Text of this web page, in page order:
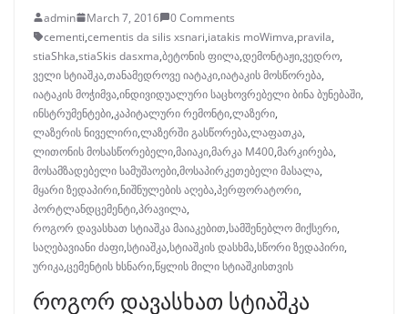
admin March 7, 2016
0 Comments
cementi,cementis da silis xsnari,iatakis moWimva,pravila,
stiaShka,stiaSkis dasxma,ბეტონის ფილა,დემონტაჟი,ვედრო,
ველი სტიაშკა,თანამედროვე იატაკი,იატაკის მოსწორება,
იატაკის მოჭიმვა,ინდივიდუალური საცხოვრებელი ბინა ბუნებაში,
ინსტრუმენტები,კაპიტალური რემონტი,ლაზერი,
ლაზერის ნიველირი,ლაზერში გასწორება,ლაფათკა,
ლითონის მოსასწორებელი,მაიაკი,მარკა M400,მარკირება,
მოსამზადებელი სამუშაოები,მოსაპირკეთებელი მასალა,
მყარი ზედაპირი,ნიშნულების აღება,პერფორატორი,
პორტლანდცემენტი,პრავილა,
როგორ დავასხათ სტიაშკა მაიაკებით,სამშენებლო მიქსერი,
საღებავიანი ძაფი,სტიაშკა,სტიაშკის დასხმა,სწორი ზედაპირი,
ურიკა,ცემენტის ხსნარი,წყლის მილი სტიაშკისთვის
როგორ დავასხათ სტიაშკა